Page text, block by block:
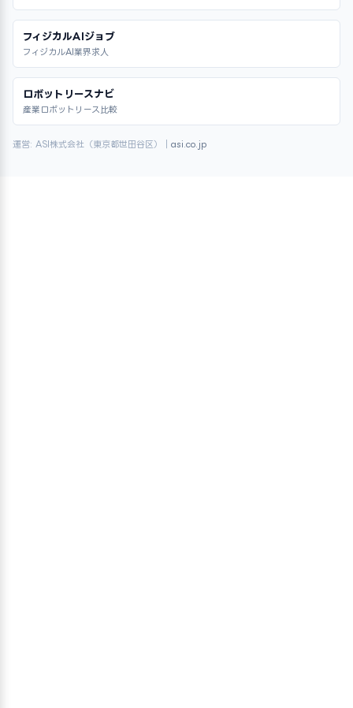
フィジカルAIジョブ
フィジカルAI業界求人
ロボットリースナビ
産業ロボットリース比較
運営: ASI株式会社（東京都世田谷区）｜ asi.co.jp